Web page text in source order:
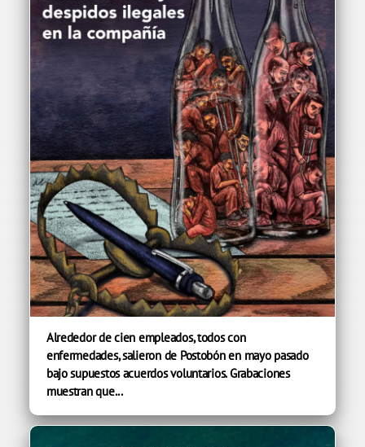
Alrededor de cien empleados, todos con
enfermedades, salieron de Postobón en mayo pasado
bajo supuestos acuerdos voluntarios. Grabaciones
muestran que...